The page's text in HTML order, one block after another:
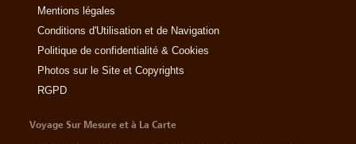
Mentions légales
Conditions d'Utilisation et de Navigation
Politique de confidentialité & Cookies
Photos sur le Site et Copyrights
RGPD
Voyage Sur Mesure et à La Carte